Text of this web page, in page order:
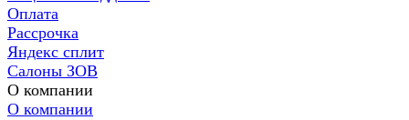
Оплата
Рассрочка
Яндекс сплит
Салоны ЗОВ
О компании
О компании